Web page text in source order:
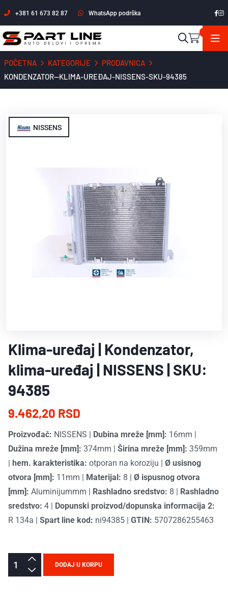
+381 61 673 82 87 WhatsApp podrška
POČETNA KATEGORIJE
PRODAVNICA
KONDENZATOR--KLIMA-UREĐAJ-NISSENS-SKU-94385
NISSENS
Klima-uređaj | Kondenzator,
klima-uređaj | NISSENS | SKU:
94385
9.462,20 RSD
Proizvođač: NISSENS Dubina mreže [mm]: 16mm
Dužina mreže [mm]: 374mm Širina mreže [mm]: 359mm
hem. karakteristika: otporan na koroziju
Ø usisnog
otvora [mm]: 11mm Materijal: 8
Ø ispusnog otvora
[mm]: Aluminijummm Rashladno sredstvo: 8
Rashladno
sredstvo: 4
Dopunski proizvod/dopunska informacija 2:
R 134a
Spart line kod: ni94385 GTIN: 5707286255463
DODAJ U KORPU